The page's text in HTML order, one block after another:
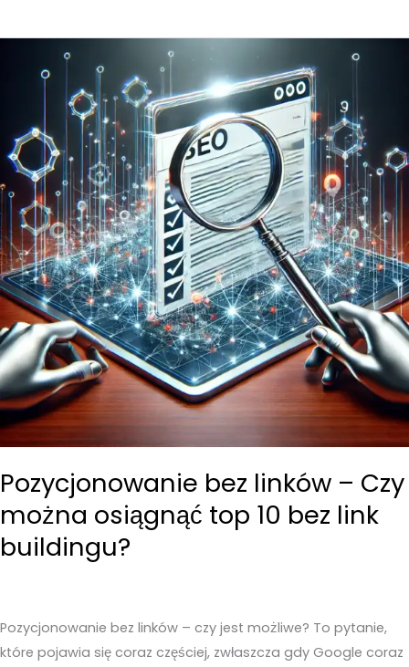
Pozycjonowanie bez linków – Czy
można osiągnąć top 10 bez link
buildingu?
Pozycjonowanie bez linków – czy jest możliwe? To pytanie,
które pojawia się coraz częściej, zwłaszcza gdy Google coraz